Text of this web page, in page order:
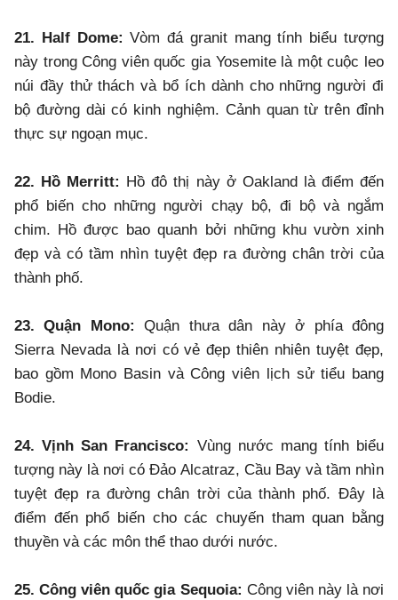
21. Half Dome: Vòm đá granit mang tính biểu tượng
này trong Công viên quốc gia Yosemite là một cuộc leo
núi đầy thử thách và bổ ích dành cho những người đi
bộ đường dài có kinh nghiệm. Cảnh quan từ trên đỉnh
thực sự ngoạn mục.
22. Hồ Merritt: Hồ đô thị này ở Oakland là điểm đến
phổ biến cho những người chạy bộ, đi bộ và ngắm
chim. Hồ được bao quanh bởi những khu vườn xinh
đẹp và có tầm nhìn tuyệt đẹp ra đường chân trời của
thành phố.
23. Quận Mono: Quận thưa dân này ở phía đông
Sierra Nevada là nơi có vẻ đẹp thiên nhiên tuyệt đẹp,
bao gồm Mono Basin và Công viên lịch sử tiểu bang
Bodie.
24. Vịnh San Francisco: Vùng nước mang tính biểu
tượng này là nơi có Đảo Alcatraz, Cầu Bay và tầm nhìn
tuyệt đẹp ra đường chân trời của thành phố. Đây là
điểm đến phổ biến cho các chuyến tham quan bằng
thuyền và các môn thể thao dưới nước.
25. Công viên quốc gia Sequoia: Công viên này là nơi